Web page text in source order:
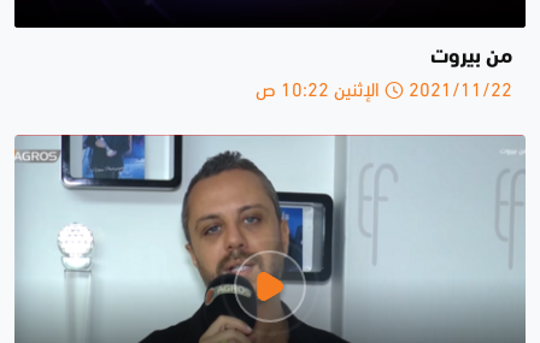
من بيروت
2021/11/22 الإثنين 10:22 ص